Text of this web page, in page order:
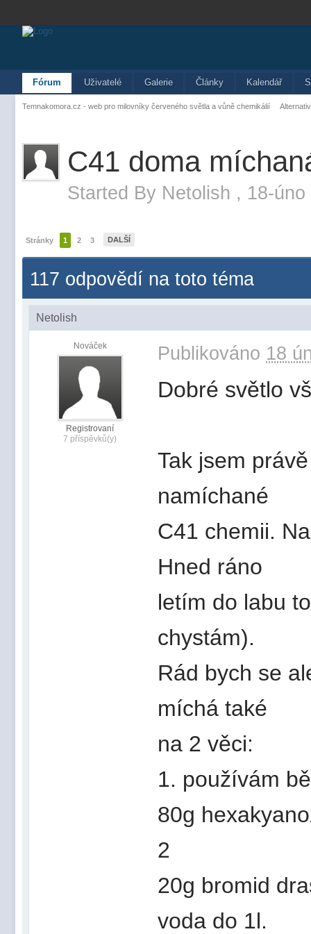
Fórum Uživatelé Galerie Články Kalendář
Temnakomora.cz - web pro milovníky červeného světla a vůně chemikálií
C41 doma
Started By Netolish , 18-
Stránky 1 2 3 DALŠÍ
117 odpovědí na toto téma
Netolish
Nováček
Registrovaní
7 příspěvků(y)
Publikováno 18
Dobré světlo
Tak jsem
namíchané
C41 chemii.
Hned ráno
letím do labu
chystám).
Rád bych se
míchá také
na 2 věci:
1. používám
80g
2
20g bromid
voda do 1l.